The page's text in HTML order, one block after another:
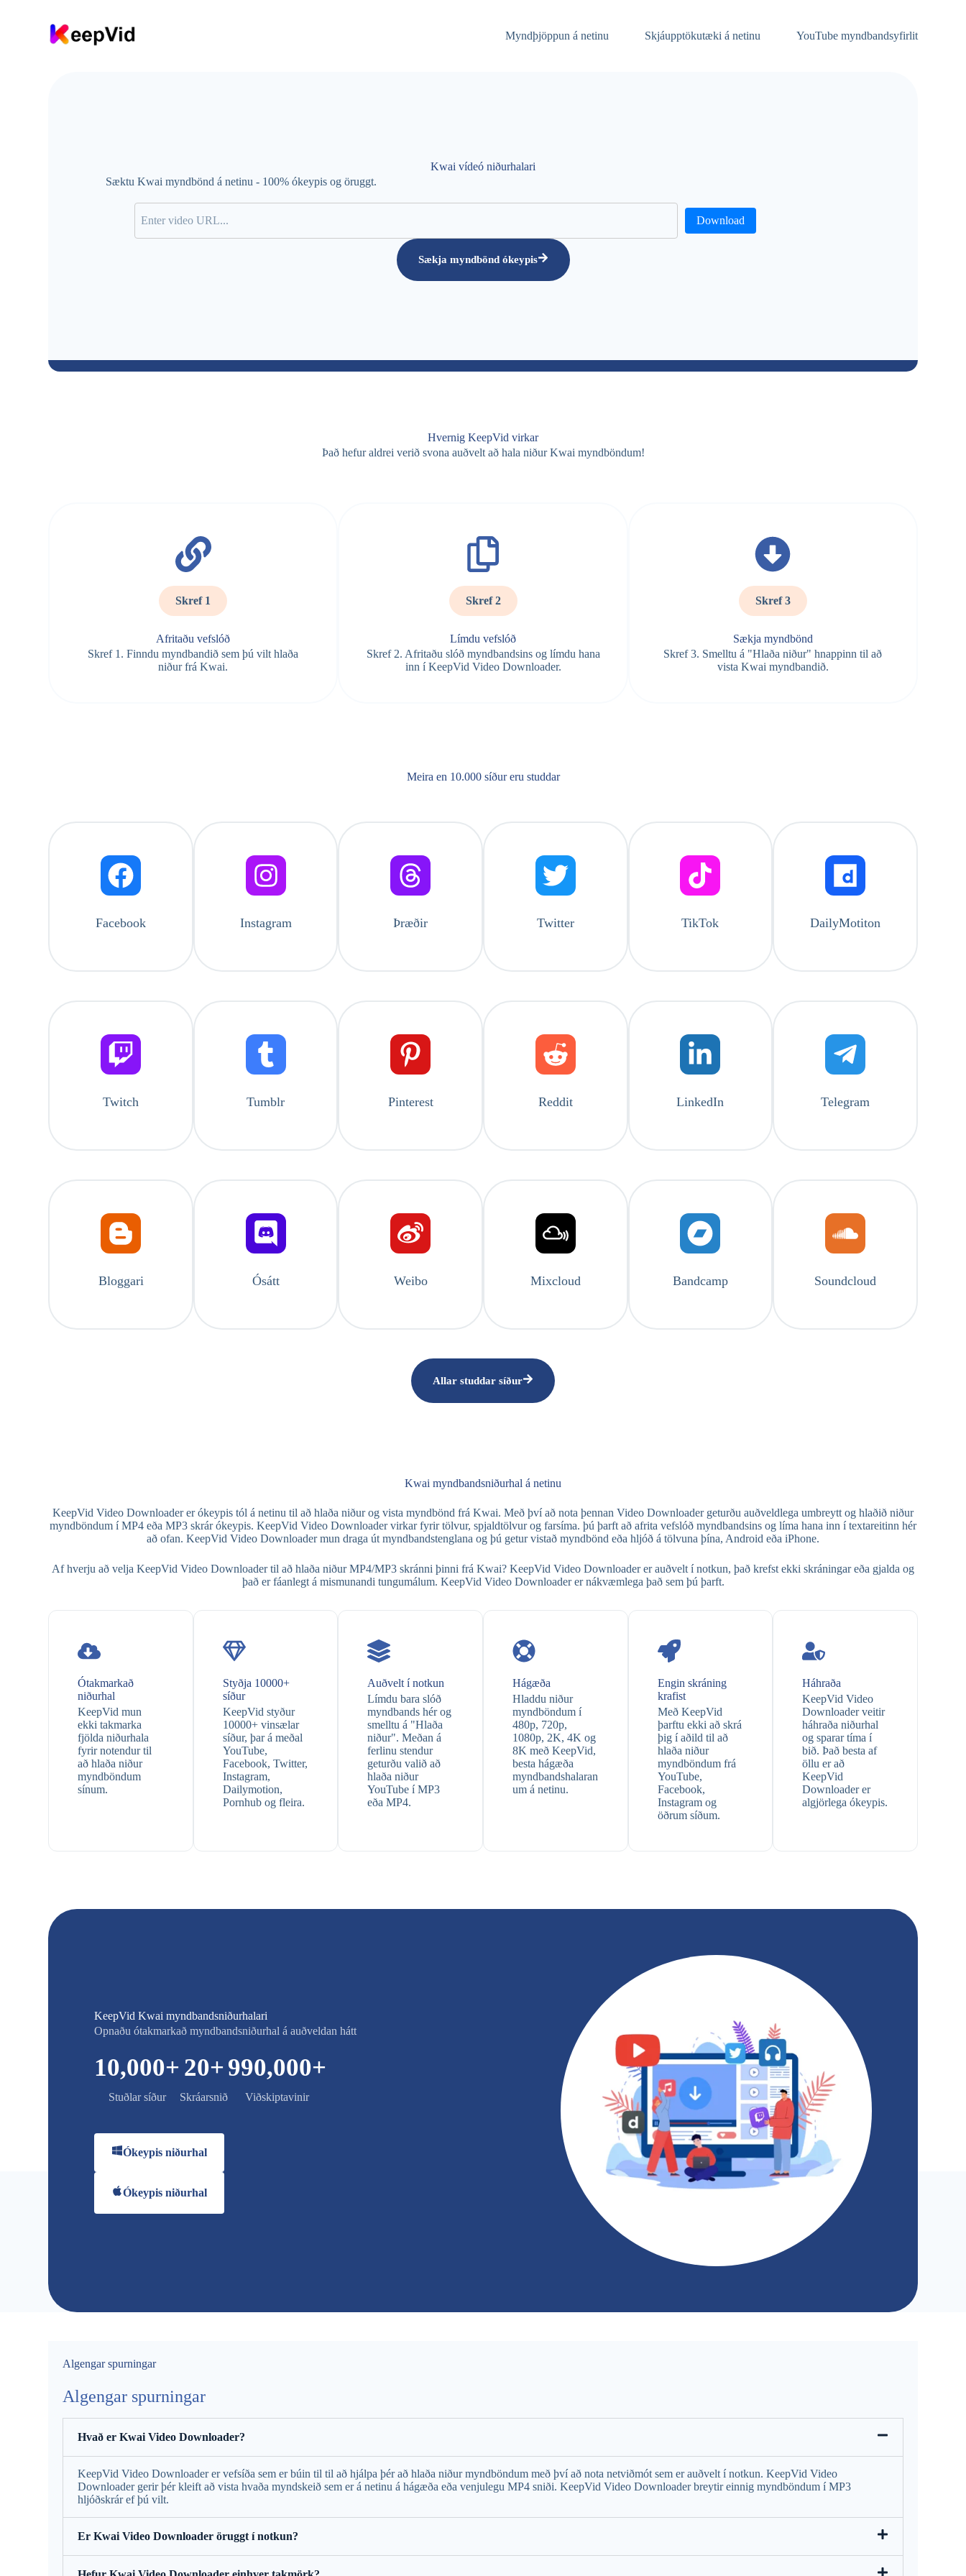
Myndþjöppun á netinu Skjáupptökutæki á netinu YouTube myndbandsyfirlit
Kwai vídeó niðurhalari
Sæktu Kwai myndbönd á netinu - 100% ókeypis og öruggt.
Download
Sækja myndbönd ókeypis
Hvernig KeepVid virkar
Það hefur aldrei verið svona auðvelt að hala niður Kwai myndböndum!
Skref 1
Afritaðu vefslóð
Skref 1. Finndu myndbandið sem þú vilt hlaða
niður frá Kwai.
Skref 2
Límdu vefslóð
Skref 2. Afritaðu slóð myndbandsins og límdu hana
inn í KeepVid Video Downloader.
Skref 3
Sækja myndbönd
Skref 3. Smelltu á "Hlaða niður" hnappinn til að
vista Kwai myndbandið.
Meira en 10.000 síður eru studdar
Facebook Instagram Þræðir Twitter TikTok DailyMotiton
Twitch Tumblr Pinterest Reddit LinkedIn Telegram
Bloggari Ósátt Weibo Mixcloud Bandcamp Soundcloud
Allar studdar síður
Kwai myndbandsniðurhal á netinu
KeepVid Video Downloader er ókeypis tól á netinu til að hlaða niður og vista myndbönd frá Kwai. Með því að nota þennan Video Downloader geturðu auðveldlega umbreytt og hlaðið niður
myndböndum í MP4 eða MP3 skrár ókeypis. KeepVid Video Downloader virkar fyrir tölvur, spjaldtölvur og farsíma. þú þarft að afrita vefslóð myndbandsins og líma hana inn í textareitinn hér
að ofan. KeepVid Video Downloader mun draga út myndbandstenglana og þú getur vistað myndbönd eða hljóð á tölvuna þína, Android eða iPhone.
Af hverju að velja KeepVid Video Downloader til að hlaða niður MP4/MP3 skránni þinni frá Kwai? KeepVid Video Downloader er auðvelt í notkun, það krefst ekki skráningar eða gjalda og
það er fáanlegt á mismunandi tungumálum. KeepVid Video Downloader er nákvæmlega það sem þú þarft.
Ótakmarkað
niðurhal
KeepVid mun
ekki takmarka
fjölda niðurhala
fyrir notendur til
að hlaða niður
myndböndum
sínum.
Styðja 10000+
síður
KeepVid styður
10000+ vinsælar
síður, þar á meðal
YouTube,
Facebook, Twitter,
Instagram,
Dailymotion,
Pornhub og fleira.
Auðvelt í notkun
Límdu bara slóð
myndbands hér og
smelltu á "Hlaða
niður". Meðan á
ferlinu stendur
geturðu valið að
hlaða niður
YouTube í MP3
eða MP4.
Hágæða
Hladdu niður
myndböndum í
480p, 720p,
1080p, 2K, 4K og
8K með KeepVid,
besta hágæða
myndbandshalaran
um á netinu.
Engin skráning
krafist
Með KeepVid
þarftu ekki að skrá
þig í aðild til að
hlaða niður
myndböndum frá
YouTube,
Facebook,
Instagram og
öðrum síðum.
Háhraða
KeepVid Video
Downloader veitir
háhraða niðurhal
og sparar tíma í
bið. Það besta af
öllu er að
KeepVid
Downloader er
algjörlega ókeypis.
KeepVid Kwai myndbandsniðurhalari
Opnaðu ótakmarkað myndbandsniðurhal á auðveldan hátt
Stuðlar síður
10,000+
Skráarsnið
20+
Viðskiptavinir
990,000+
Ókeypis niðurhal
Ókeypis niðurhal
Algengar spurningar
Algengar spurningar
Hvað er Kwai Video Downloader?
KeepVid Video Downloader er vefsíða sem er búin til til að hjálpa þér að hlaða niður myndböndum með því að nota netviðmót sem er auðvelt í notkun. KeepVid Video
Downloader gerir þér kleift að vista hvaða myndskeið sem er á netinu á hágæða eða venjulegu MP4 sniði. KeepVid Video Downloader breytir einnig myndböndum í MP3
hljóðskrár ef þú vilt.
Er Kwai Video Downloader öruggt í notkun?